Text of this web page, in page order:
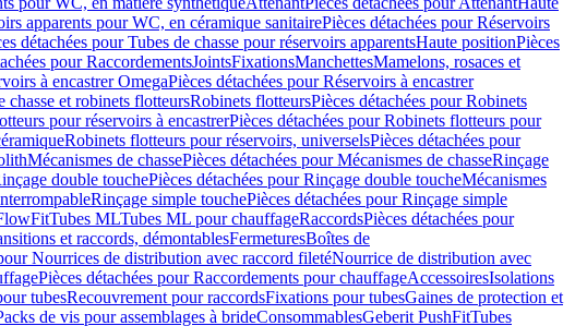
apparents pour WC, en céramique sanitairePièces détachées pour Réservoirs
détachées pour Tubes de chasse pour réservoirs apparentsHaute positionPièces
pour RaccordementsJointsFixationsManchettesMamelons, rosaces et
à encastrer OmegaPièces détachées pour Réservoirs à encastrer
chasse et robinets flotteursRobinets flotteursPièces détachées pour Robinets
pour réservoirs à encastrerPièces détachées pour Robinets flotteurs pour
Robinets flotteurs pour réservoirs, universelsPièces détachées pour
Mécanismes de chassePièces détachées pour Mécanismes de chasseRinçage
double touchePièces détachées pour Rinçage double toucheMécanismes
Rinçage simple touchePièces détachées pour Rinçage simple
Tubes MLTubes ML pour chauffageRaccordsPièces détachées pour
et raccords, démontablesFermeturesBoîtes de
Nourrices de distribution avec raccord filetéNourrice de distribution avec
Pièces détachées pour Raccordements pour chauffageAccessoiresIsolations
tubesRecouvrement pour raccordsFixations pour tubesGaines de protection et
de vis pour assemblages à brideConsommablesGeberit PushFitTubes